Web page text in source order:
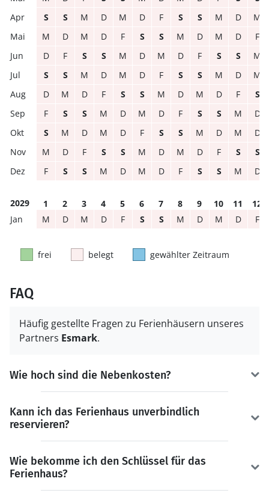
S
S M D M D F S S M D
M
M
D M D F S S M D M D
F
D
F S S M D M D F S S
M
S
S M D M D F S S M D
M
D
M D F S S M D M D F
S
F
S S M D M D F S S M
D
S
M D M D F S S M D M
D
M
D F S S M D M D F S
S
F
S S M D M D F S S M D
2029 1 2 3 4 5 6 7 8 9 10 11
12
M
D M D F S S M D M D F
frei belegt gewählter Zeitraum
FAQ
Häufig gestellte Fragen zu Ferienhäusern unseres
Partners Esmark.
Wie hoch sind die Nebenkosten?
Kann ich das Ferienhaus unverbindlich
reservieren?
Wie bekomme ich den Schlüssel für das
Ferienhaus?